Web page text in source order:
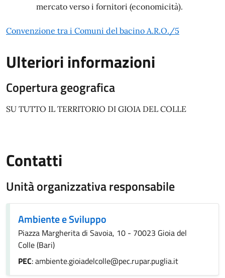
mercato verso i fornitori (economicità).
Convenzione tra i Comuni del bacino A.R.O./5
Ulteriori informazioni
Copertura geografica
SU TUTTO IL TERRITORIO DI GIOIA DEL COLLE
Contatti
Unità organizzativa responsabile
Ambiente e Sviluppo
Piazza Margherita di Savoia, 10 - 70023 Gioia del
Colle (Bari)
PEC: ambiente.gioiadelcolle@pec.rupar.puglia.it